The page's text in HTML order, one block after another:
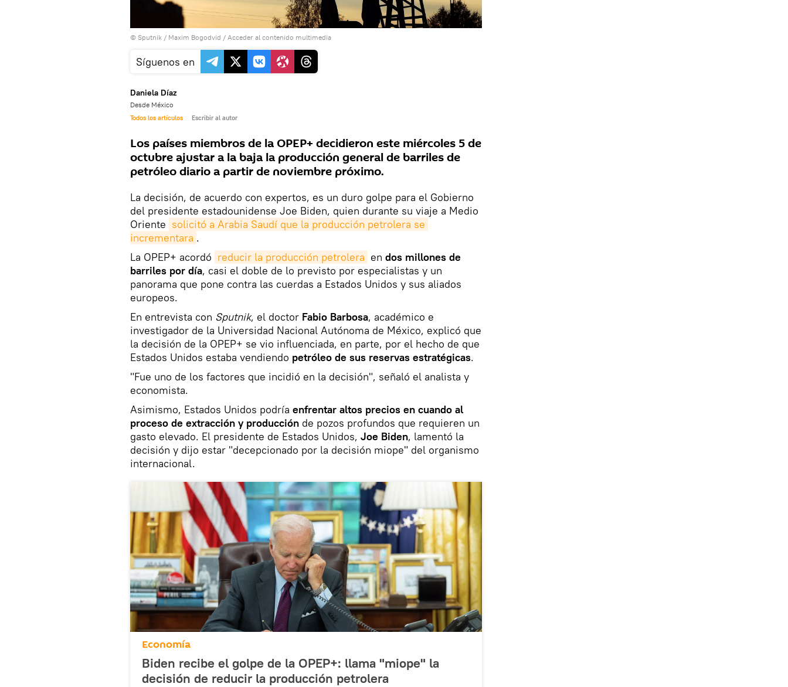
© Sputnik / Maxim Bogodvid / Acceder al contenido multimedia
Síguenos en
Daniela Díaz
Desde México
Todos los artículos Escribir al autor
Los países miembros de la OPEP+ decidieron este miércoles 5 de
octubre ajustar a la baja la producción general de barriles de
petróleo diario a partir de noviembre próximo.
La decisión, de acuerdo con expertos, es un duro golpe para el Gobierno
del presidente estadounidense Joe Biden, quien durante su viaje a Medio
Oriente solicitó a Arabia Saudí que la producción petrolera se
incrementara .
La OPEP+ acordó reducir la producción petrolera en dos millones de
barriles por día, casi el doble de lo previsto por especialistas y un
panorama que pone contra las cuerdas a Estados Unidos y sus aliados
europeos.
En entrevista con Sputnik, el doctor Fabio Barbosa, académico e
investigador de la Universidad Nacional Autónoma de México, explicó que
la decisión de la OPEP+ se vio influenciada, en parte, por el hecho de que
Estados Unidos estaba vendiendo petróleo de sus reservas estratégicas.
"Fue uno de los factores que incidió en la decisión", señaló el analista y
economista.
Asimismo, Estados Unidos podría enfrentar altos precios en cuando al
proceso de extracción y producción de pozos profundos que requieren un
gasto elevado. El presidente de Estados Unidos, Joe Biden, lamentó la
decisión y dijo estar "decepcionado por la decisión miope" del organismo
internacional.
Economía
Biden recibe el golpe de la OPEP+: llama "miope" la
decisión de reducir la producción petrolera